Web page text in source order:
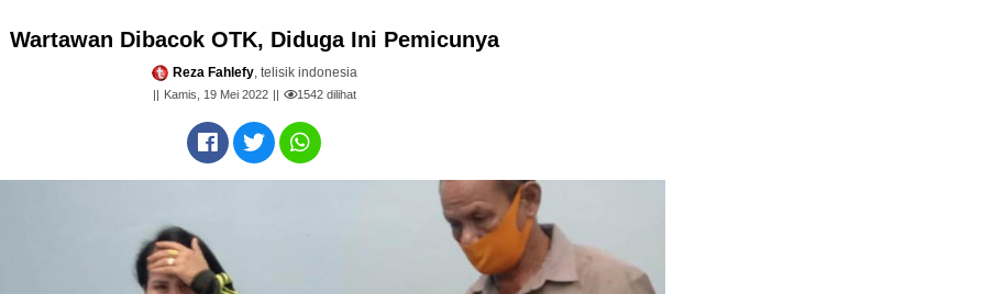
Wartawan Dibacok OTK, Diduga Ini Pemicunya
Reza Fahlefy, telisik indonesia
Kamis, 19 Mei 2022 1542dilihat